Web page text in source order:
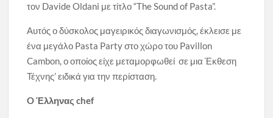
τον Davide Oldani με τίτλο “The Sound of Pasta”.
Αυτός ο δύσκολος μαγειρικός διαγωνισμός, έκλεισε με
ένα μεγάλο Pasta Party στο χώρο του Pavillon
Cambon, ο οποίος είχε μεταμορφωθεί σε μια Έκθεση
Τέχνης’ ειδικά για την περίσταση.
O Έλληνας chef